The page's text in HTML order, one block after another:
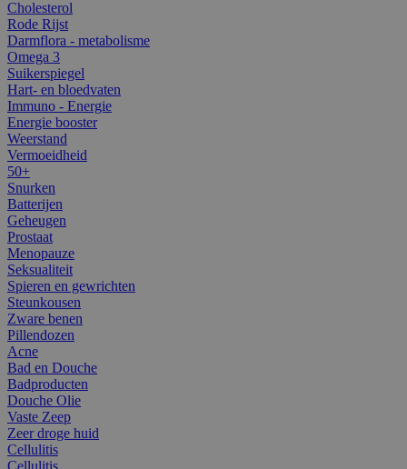
Cholesterol
Rode Rijst
Darmflora - metabolisme
Omega 3
Suikerspiegel
Hart- en bloedvaten
Immuno - Energie
Energie booster
Weerstand
Vermoeidheid
50+
Snurken
Batterijen
Geheugen
Prostaat
Menopauze
Seksualiteit
Spieren en gewrichten
Steunkousen
Zware benen
Pillendozen
Acne
Bad en Douche
Badproducten
Douche Olie
Vaste Zeep
Zeer droge huid
Cellulitis
Cellulitis